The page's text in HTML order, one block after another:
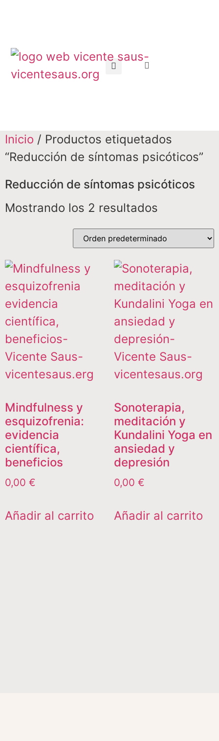
Inicio / Productos etiquetados
“Reducción de síntomas psicóticos”
Reducción de síntomas psicóticos
Mostrando los 2 resultados
Mindfulness y
esquizofrenia:
evidencia
científica,
beneficios
0,00 €
Añadir al carrito
Sonoterapia,
meditación y
Kundalini Yoga en
ansiedad y
depresión
0,00 €
Añadir al carrito